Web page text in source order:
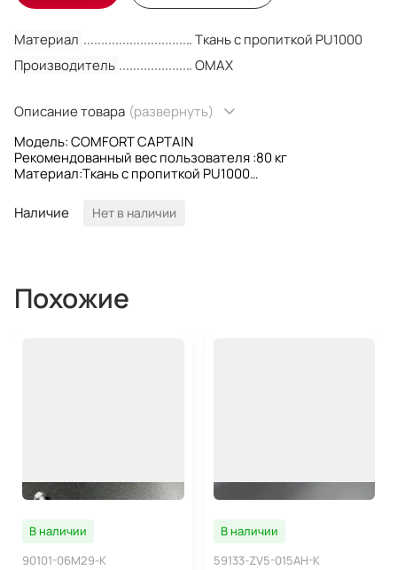
Материал
Ткань с пропиткой PU1000
Производитель
OMAX
Описание товара (развернуть)
Модель: COMFORT CAPTAIN
Рекомендованный вес пользователя :80 кг
Материал:Ткань с пропиткой PU1000
Госстандарт: ГОСТ 22336-77 (п.п. 5.5,5.7)
Производитель: ООО "Комфорт Термо"
Наличие Нет в наличии
Похожие
В наличии
90101-06M29-K
В наличии
59133-ZV5-015AH-K